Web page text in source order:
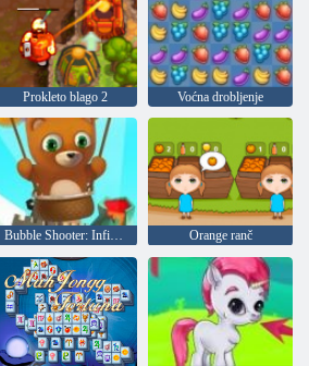
Prokleto blago 2 Voćna drobljenje
Bubble Shooter: Infinity Orange ranč